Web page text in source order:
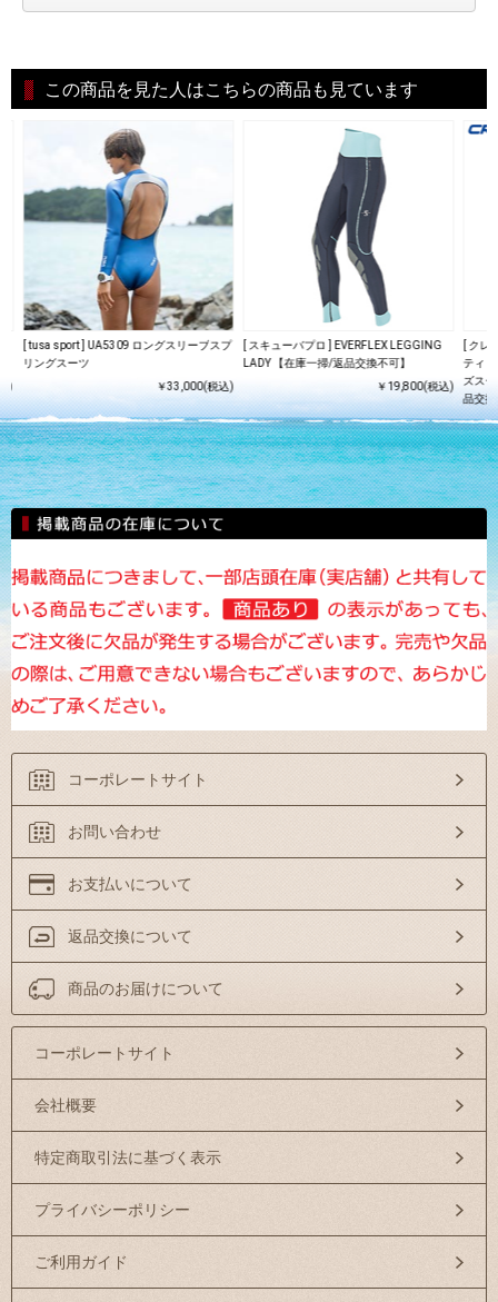
この商品を見た人はこちらの商品も見ています
)
[ tusa sport ] UA5309 ロングスリーブスプ
リングスーツ
￥33,000(税込)
[ スキューバプロ ] EVERFLEX LEGGING
LADY 【在庫一掃/返品交換不可】
￥19,800(税込)
[ ク
ティ
ズス
品交
コーポレートサイト
お問い合わせ
お支払いについて
返品交換について
商品のお届けについて
コーポレートサイト
会社概要
特定商取引法に基づく表示
プライバシーポリシー
ご利用ガイド